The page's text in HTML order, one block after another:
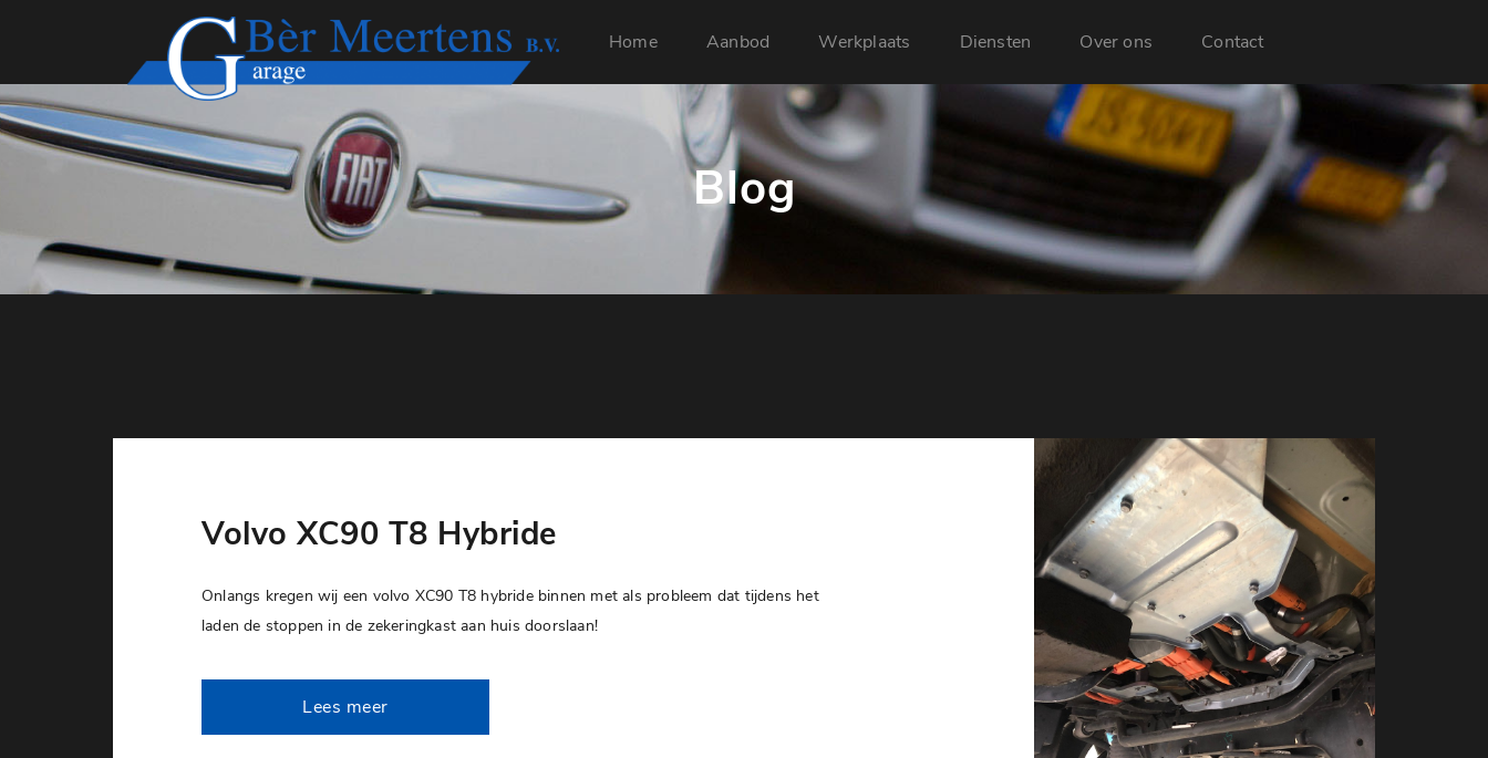
Home Aanbod Werkplaats Diensten Over ons Contact
Blog
Volvo XC90 T8 Hybride
Onlangs kregen wij een volvo XC90 T8 hybride binnen met als probleem dat tijdens het
laden de stoppen in de zekeringkast aan huis doorslaan!
Lees meer